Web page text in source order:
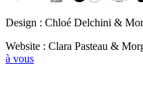
Design : Chloé Delchini &
Website : Clara Pasteau &
à vous